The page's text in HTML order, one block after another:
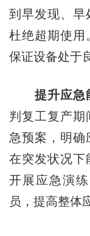
到早发现、早
杜绝超期使用
保证设备处于
提升应急
判复工复产期
急预案，明确
在突发状况下
开展应急演
员，提高整体